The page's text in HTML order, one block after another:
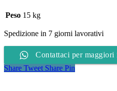
Peso 15 kg
Spedizione in 7 giorni lavorativi
Contattaci per
Share Tweet Share Pin